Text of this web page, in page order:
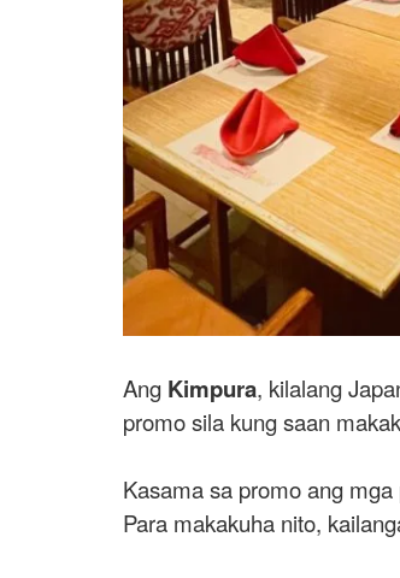
Ang Kimpura, kilalang
promo sila kung saan
Kasama sa promo ang
Para makakuha nito,